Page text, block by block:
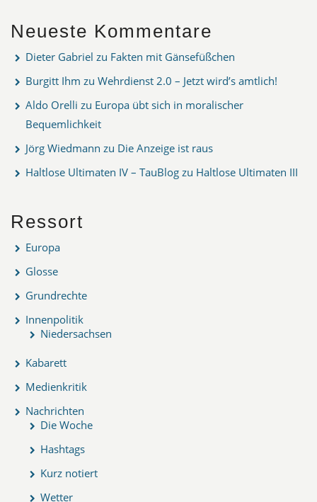
Neueste Kommentare
Dieter Gabriel zu Fakten mit Gänsefüßchen
Burgitt Ihm zu Wehrdienst 2.0 – Jetzt wird’s amtlich!
Aldo Orelli zu Europa übt sich in moralischer
Bequemlichkeit
Jörg Wiedmann zu Die Anzeige ist raus
Haltlose Ultimaten IV – TauBlog zu Haltlose Ultimaten III
Ressort
Europa
Glosse
Grundrechte
Innenpolitik
Niedersachsen
Kabarett
Medienkritik
Nachrichten
Die Woche
Hashtags
Kurz notiert
Wetter